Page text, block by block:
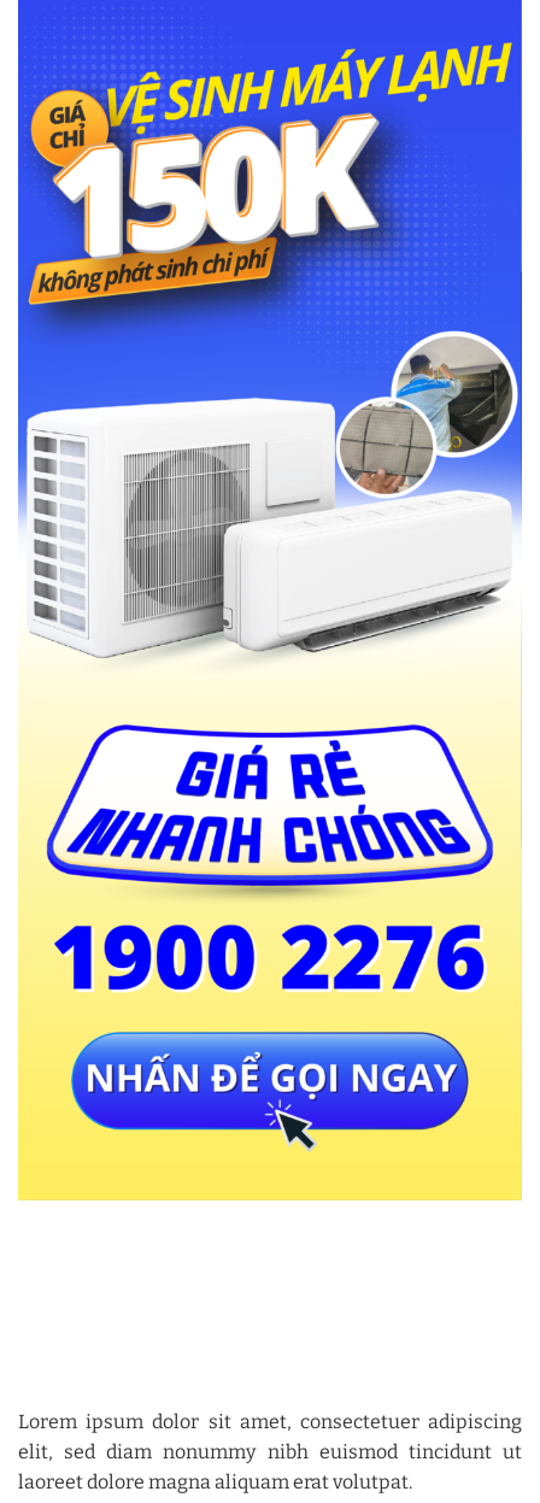
Lorem ipsum dolor sit amet, consectetuer adipiscing
elit, sed diam nonummy nibh euismod tincidunt ut
laoreet dolore magna aliquam erat volutpat.